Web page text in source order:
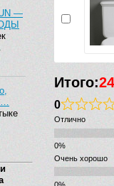
—
Итого:
0
Отлично
Очень хорошо